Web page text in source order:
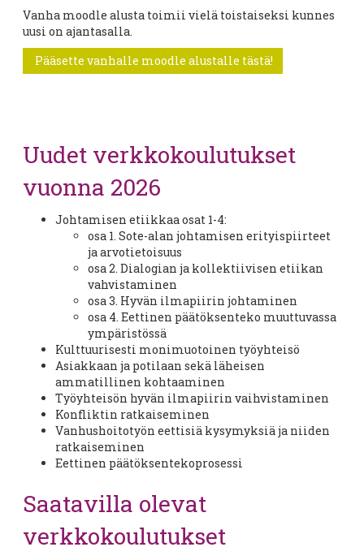
Vanha moodle alusta toimii vielä toistaiseksi kunnes
uusi on ajantasalla.
Pääsette vanhalle moodle alustalle tästä!
Uudet verkkokoulutukset
vuonna 2026
Johtamisen etiikkaa osat 1-4:
osa 1. Sote-alan johtamisen erityispiirteet
ja arvotietoisuus
osa 2. Dialogian ja kollektiivisen etiikan
vahvistaminen
osa 3. Hyvän ilmapiirin johtaminen
osa 4. Eettinen päätöksenteko muuttuvassa
ympäristössä
Kulttuurisesti monimuotoinen työyhteisö
Asiakkaan ja potilaan sekä läheisen
ammatillinen kohtaaminen
Työyhteisön hyvän ilmapiirin vaihvistaminen
Konfliktin ratkaiseminen
Vanhushoitotyön eettisiä kysymyksiä ja niiden
ratkaiseminen
Eettinen päätöksentekoprosessi
Saatavilla olevat
verkkokoulutukset